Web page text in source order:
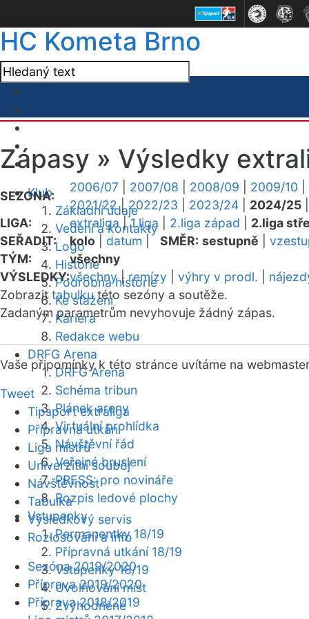
HC Kometa Brno
Klub
Základní údaje
Vedení a kontakty
Logo
Historie
Podrobná historie
Ke stažení
Kariéra
Redakce webu
DRFG Arena
DRFG Arena
Schéma tribun
Plánek areny
Virtuální prohlídka
Návštěvní řád
Veřejné bruslení
PRESS: pro novináře
Rozpis ledové plochy
Vstupenky
Permanentky 18/19
Přípravná utkání 18/19
Vstupenky 18/19
Uvolňování míst
Zvýhodněné
Zápasy » Výsledky
SEZONA:
2006/07 2007/08 2008/09 2009/10
2021/22|2022/23 2023/24 2024/25
LIGA:
extraliga |1.liga 2.liga západ 2.liga
SEŘADIT:
kolo datum SMĚR: sestupně
TÝM:
všechny
VÝSLEDKY:všechny|remízy výhry v prodl.
Zobrazit tabulkutéto sezóny a soutěže.
Zadaným parametrům nevyhovuje žádný zápas.
Vaše připomínky k této stránce uvítáme na webmaster
Tweet
Tipsport extraliga
Přípravná utkání
Liga mistrů
Univerzitní souboj
Návštěvnost
Tabulka
Výsledkový servis
Rozlosování a info
Sezóna 2019/2020
Příprava 2019/2020
Příprava 2018/2019